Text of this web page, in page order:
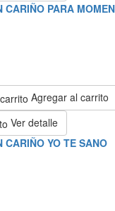
CARIÑO PARA
Agregar al carrito
Ver detalle
CARIÑO YO TE SANO